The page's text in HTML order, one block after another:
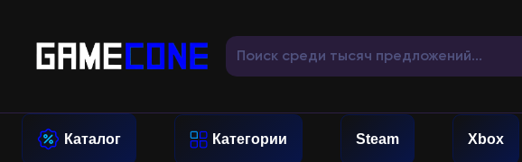
Каталог Категории Steam Xbox